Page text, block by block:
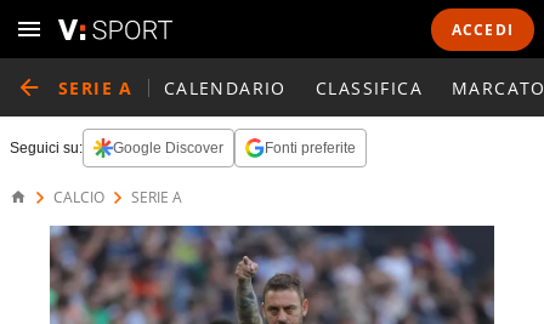
ACCEDI
SERIE A CALENDARIO CLASSIFICA
Seguici su: Google Discover Fonti preferite
CALCIO SERIE A